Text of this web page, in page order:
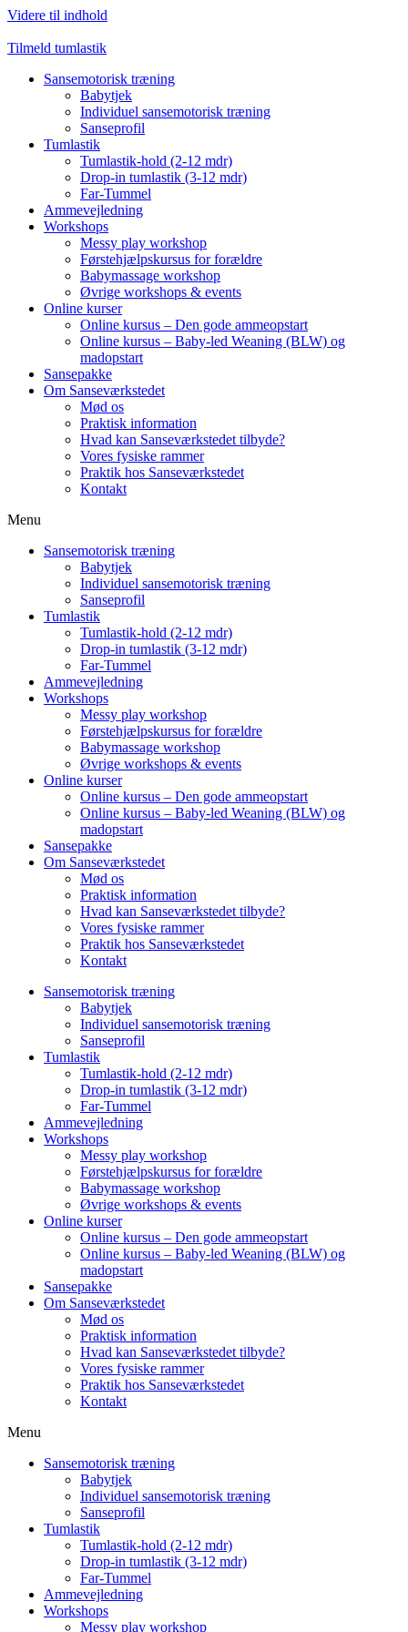
Videre til indhold
Tilmeld tumlastik
Sansemotorisk træning
Babytjek
Individuel sansemotorisk træning
Sanseprofil
Tumlastik
Tumlastik-hold (2-12 mdr)
Drop-in tumlastik (3-12 mdr)
Far-Tummel
Ammevejledning
Workshops
Messy play workshop
Førstehjælpskursus for forældre
Babymassage workshop
Øvrige workshops & events
Online kurser
Online kursus – Den gode ammeopstart
Online kursus – Baby-led Weaning (BLW) og
madopstart
Sansepakke
Om Sanseværkstedet
Mød os
Praktisk information
Hvad kan Sanseværkstedet tilbyde?
Vores fysiske rammer
Praktik hos Sanseværkstedet
Kontakt
Menu
Sansemotorisk træning
Babytjek
Individuel sansemotorisk træning
Sanseprofil
Tumlastik
Tumlastik-hold (2-12 mdr)
Drop-in tumlastik (3-12 mdr)
Far-Tummel
Ammevejledning
Workshops
Messy play workshop
Førstehjælpskursus for forældre
Babymassage workshop
Øvrige workshops & events
Online kurser
Online kursus – Den gode ammeopstart
Online kursus – Baby-led Weaning (BLW) og
madopstart
Sansepakke
Om Sanseværkstedet
Mød os
Praktisk information
Hvad kan Sanseværkstedet tilbyde?
Vores fysiske rammer
Praktik hos Sanseværkstedet
Kontakt
Sansemotorisk træning
Babytjek
Individuel sansemotorisk træning
Sanseprofil
Tumlastik
Tumlastik-hold (2-12 mdr)
Drop-in tumlastik (3-12 mdr)
Far-Tummel
Ammevejledning
Workshops
Messy play workshop
Førstehjælpskursus for forældre
Babymassage workshop
Øvrige workshops & events
Online kurser
Online kursus – Den gode ammeopstart
Online kursus – Baby-led Weaning (BLW) og
madopstart
Sansepakke
Om Sanseværkstedet
Mød os
Praktisk information
Hvad kan Sanseværkstedet tilbyde?
Vores fysiske rammer
Praktik hos Sanseværkstedet
Kontakt
Menu
Sansemotorisk træning
Babytjek
Individuel sansemotorisk træning
Sanseprofil
Tumlastik
Tumlastik-hold (2-12 mdr)
Drop-in tumlastik (3-12 mdr)
Far-Tummel
Ammevejledning
Workshops
Messy play workshop